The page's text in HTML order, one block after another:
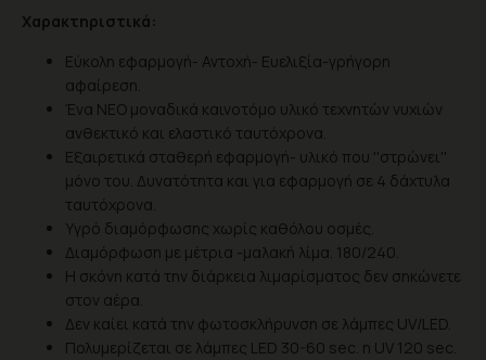
Χαρακτηριστικά:
Εύκολη εφαρμογή- Αντοχή- Ευελιξία-γρήγορη
αφαίρεση.
Ένα ΝΕΟ μοναδικά καινοτόμο υλικό τεχνητών νυχιών
ανθεκτικό και ελαστικό ταυτόχρονα.
Εξαιρετικά σταθερή εφαρμογή- υλικό που ''στρώνει''
μόνο του. Δυνατότητα και για εφαρμογή σε 4 δάχτυλα
ταυτόχρονα.
Υγρό διαμόρφωσης χωρίς καθόλου οσμές.
Διαμόρφωση με μέτρια -μαλακή λίμα. 180/240.
Η σκόνη κατά την διάρκεια λιμαρίσματος δεν σηκώνετε
στον αέρα.
Δεν καίει κατά την φωτοσκλήρυνση σε λάμπες UV/LED.
Πολυμερίζεται σε λάμπες LED 30-60 sec. η UV 120 sec.